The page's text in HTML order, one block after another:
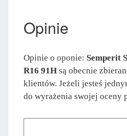
Opinie
Opinie o oponie: Semperit
R16 91H są obecnie
klientów. Jeżeli jesteś
do wyrażenia swojej oceny